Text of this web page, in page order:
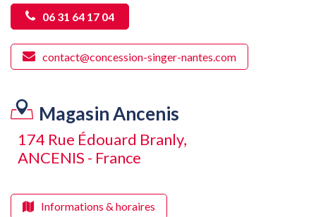
06 31 64 17 04
contact@concession-singer-nantes.com
Magasin Ancenis
174 Rue Édouard Branly,
ANCENIS - France
Informations & horaires